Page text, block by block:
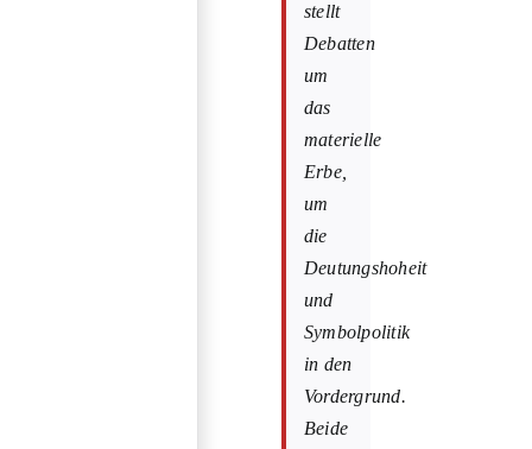
stellt
Debatten
um
das
materielle
Erbe,
um
die
Deutungshoheit
und
Symbolpolitik
in den
Vordergrund.
Beide